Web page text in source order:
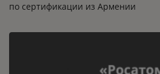
по сертификации из Армении